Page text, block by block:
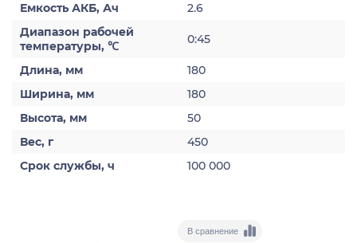
Емкость АКБ, Ач
2.6
Диапазон рабочей
температуры, ℃
0:45
Длина, мм
180
Ширина, мм
180
Высота, мм
50
Вес, г
450
Срок службы, ч
100 000
В сравнение